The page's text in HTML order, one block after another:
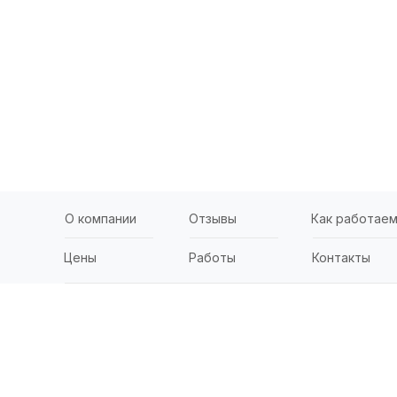
О компании Отзывы Как работаем
Работы Контакты
Цены